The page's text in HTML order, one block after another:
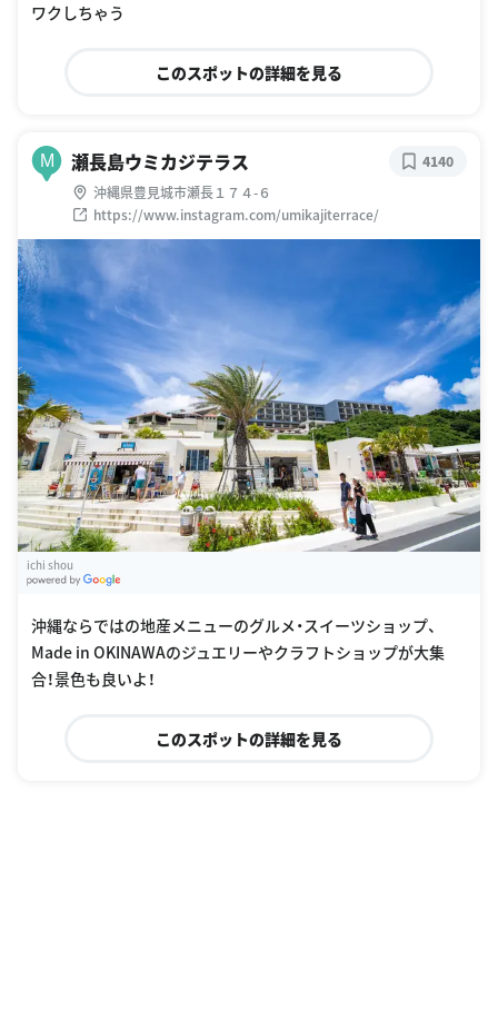
ワクしちゃう
このスポットの詳細を見る
M 瀬長島ウミカジテラス
沖縄県豊見城市瀬長１７４-６
https://www.instagram.com/umikajiterrace/
4140
ichi shou
沖縄ならではの地産メニューのグルメ・スイーツショップ、
Made in OKINAWAのジュエリーやクラフトショップが大集
合！景色も良いよ！
このスポットの詳細を見る